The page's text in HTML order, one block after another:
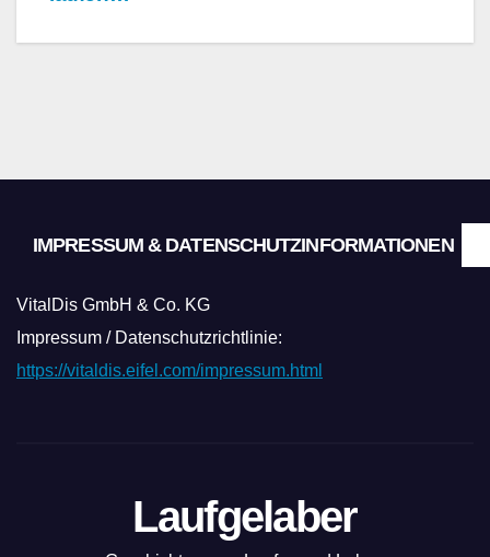
IMPRESSUM & DATENSCHUTZINFORMATIONEN
VitalDis GmbH & Co. KG
Impressum / Datenschutzrichtlinie:
https://vitaldis.eifel.com/impressum.html
Laufgelaber